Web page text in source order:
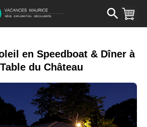
en Speedboat & Dîner à
du Château